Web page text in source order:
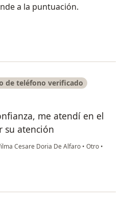
a la puntuación.
de teléfono verificado
me atendí en el
su atención
Cesare Doria De Alfaro • Otro •